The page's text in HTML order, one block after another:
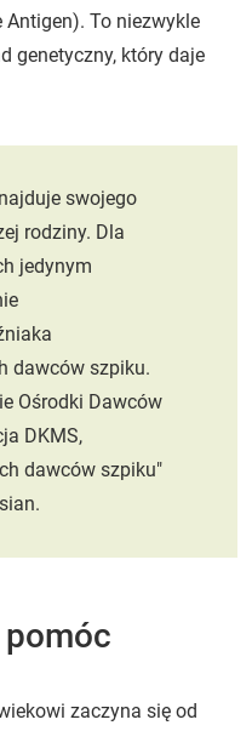
Antigen). To niezwykle
genetyczny, który daje
swojego
rodziny. Dla
jedynym
dawców szpiku.
Ośrodki Dawców
DKMS,
dawców szpiku"
pomóc
zaczyna się od